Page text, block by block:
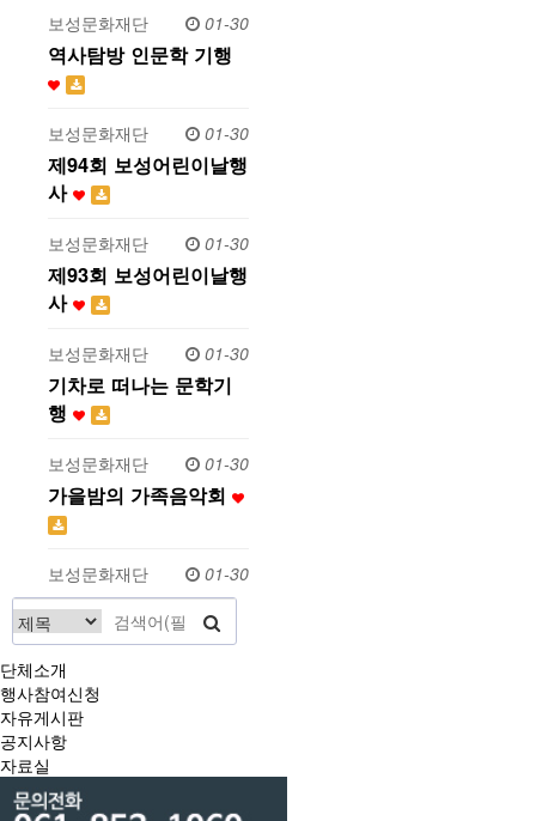
보성문화재단 01-30
역사탐방 인문학 기행
보성문화재단 01-30
제94회 보성어린이날행
사
보성문화재단 01-30
제93회 보성어린이날행
사
보성문화재단 01-30
기차로 떠나는 문학기
행
보성문화재단 01-30
가을밤의 가족음악회
보성문화재단 01-30
단체소개
행사참여신청
자유게시판
공지사항
자료실